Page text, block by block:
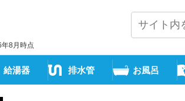
8月時点
給湯器 排水管 お風呂